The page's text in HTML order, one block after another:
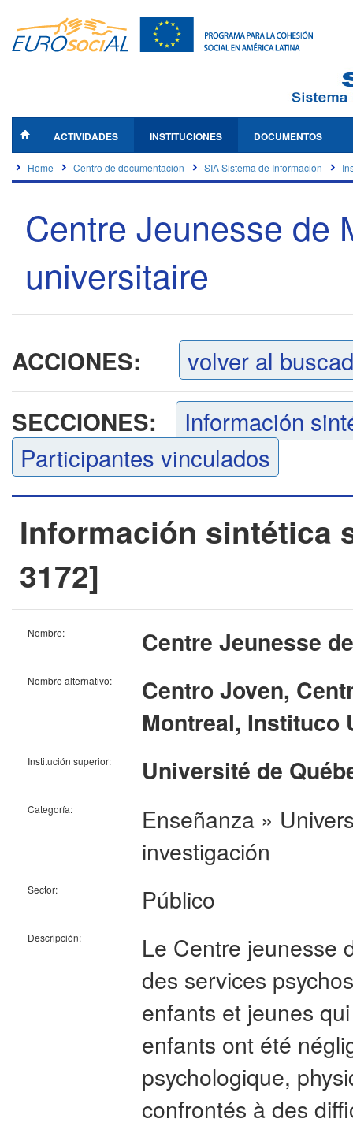
ACTIVIDADES INSTITUCIONES DOCUMENTOS
Home Centro de documentación SIA Sistema de Información
Centre Jeunesse de
universitaire
ACCIONES:
volver al
SECCIONES:
Información
Participantes vinculados
Información
3172]
Nombre: Centre Jeunesse
Nombre alternativo:
Centro Joven,
Montreal, Instituco
Institución superior: Université de
Categoría:
Enseñanza »
investigación
Sector: Público
Descripción:
Le Centre jeunesse
des services
enfants et jeunes
enfants ont été
psychologique,
confrontés à des